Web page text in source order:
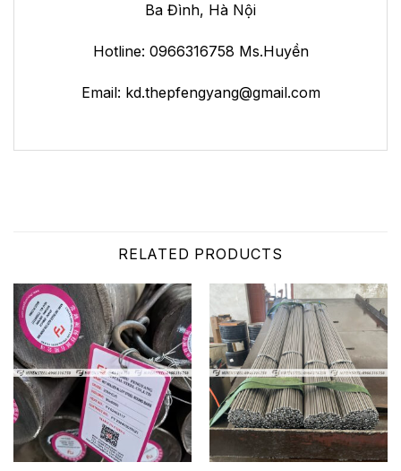
Ba Đình, Hà Nội
Hotline: 0966316758 Ms.Huyền
Email: kd.thepfengyang@gmail.com
RELATED PRODUCTS